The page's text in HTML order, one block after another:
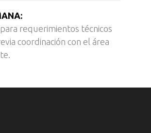
requerimientos técnicos
coordinación con el área